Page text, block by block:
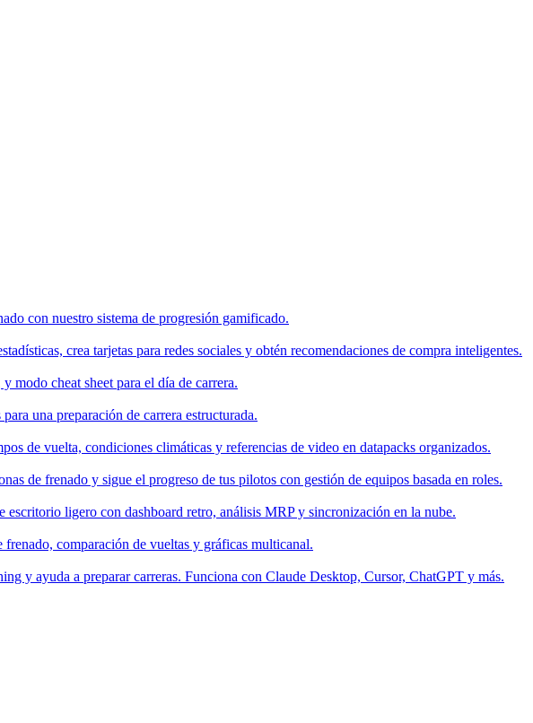
con nuestro sistema de progresión gamificado.
crea tarjetas para redes sociales y obtén recomendaciones de compra inteligentes.
modo cheat sheet para el día de carrera.
una preparación de carrera estructurada.
de vuelta, condiciones climáticas y referencias de video en datapacks organizados.
de frenado y sigue el progreso de tus pilotos con gestión de equipos basada en roles.
ligero con dashboard retro, análisis MRP y sincronización en la nube.
comparación de vueltas y gráficas multicanal.
y ayuda a preparar carreras. Funciona con Claude Desktop, Cursor, ChatGPT y más.